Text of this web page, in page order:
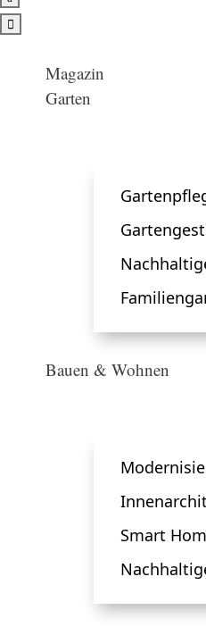

Magazin
Garten
Bauen & Wohnen
Smart